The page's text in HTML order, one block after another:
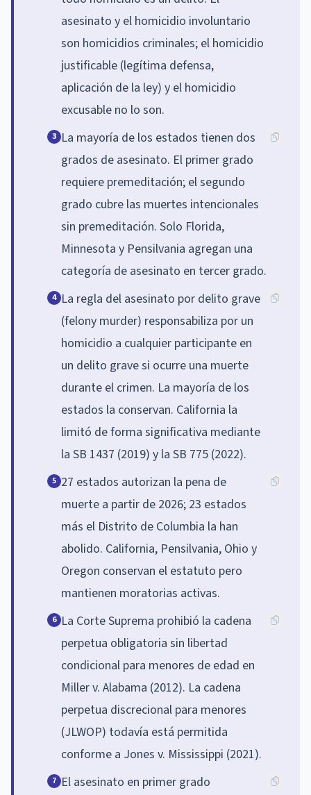
asesinato y el homicidio involuntario
son homicidios criminales; el homicidio
justificable (legítima defensa,
aplicación de la ley) y el homicidio
excusable no lo son.
3 La mayoría de los estados tienen dos
grados de asesinato. El primer grado
requiere premeditación; el segundo
grado cubre las muertes intencionales
sin premeditación. Solo Florida,
Minnesota y Pensilvania agregan una
categoría de asesinato en tercer grado.
4 La regla del asesinato por delito grave
(felony murder) responsabiliza por un
homicidio a cualquier participante en
un delito grave si ocurre una muerte
durante el crimen. La mayoría de los
estados la conservan. California la
limitó de forma significativa mediante
la SB 1437 (2019) y la SB 775 (2022).
5 27 estados autorizan la pena de
muerte a partir de 2026; 23 estados
más el Distrito de Columbia la han
abolido. California, Pensilvania, Ohio y
Oregon conservan el estatuto pero
mantienen moratorias activas.
6 La Corte Suprema prohibió la cadena
perpetua obligatoria sin libertad
condicional para menores de edad en
Miller v. Alabama (2012). La cadena
perpetua discrecional para menores
(JLWOP) todavía está permitida
conforme a Jones v. Mississippi (2021).
7 El asesinato en primer grado